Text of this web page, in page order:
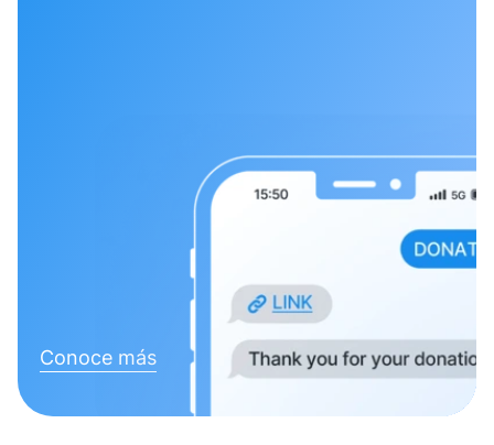
Conoce más